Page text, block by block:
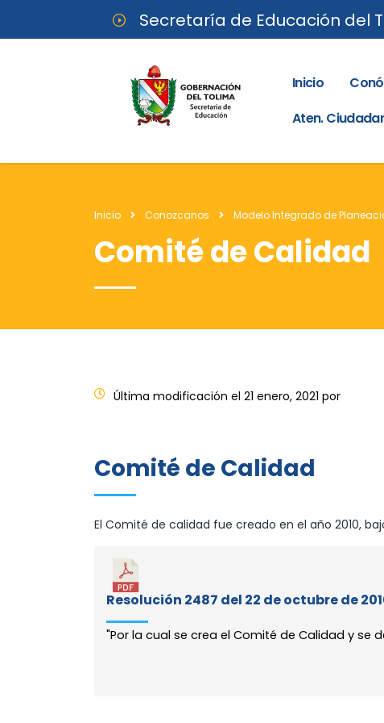
Secretaría de Educación del
Inicio
Aten.
Inicio Conozcanos Modelo Integrado de
Comité de Calidad
Última modificación el 21 enero, 2021 por
Comité de Calidad
El Comité de calidad fue creado en el año 2010,
Resolución 2487 del 22 de octubre de
"Por la cual se crea el Comité de Calidad y se